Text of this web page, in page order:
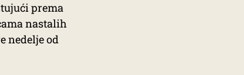
prema
nastalih
nedelje od